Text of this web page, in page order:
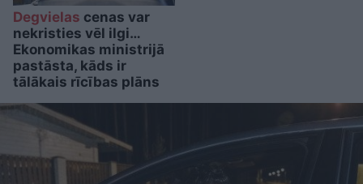
Degvielas cenas var
nekristies vēl ilgi…
Ekonomikas ministrijā
pastāsta, kāds ir
tālākais rīcības plāns